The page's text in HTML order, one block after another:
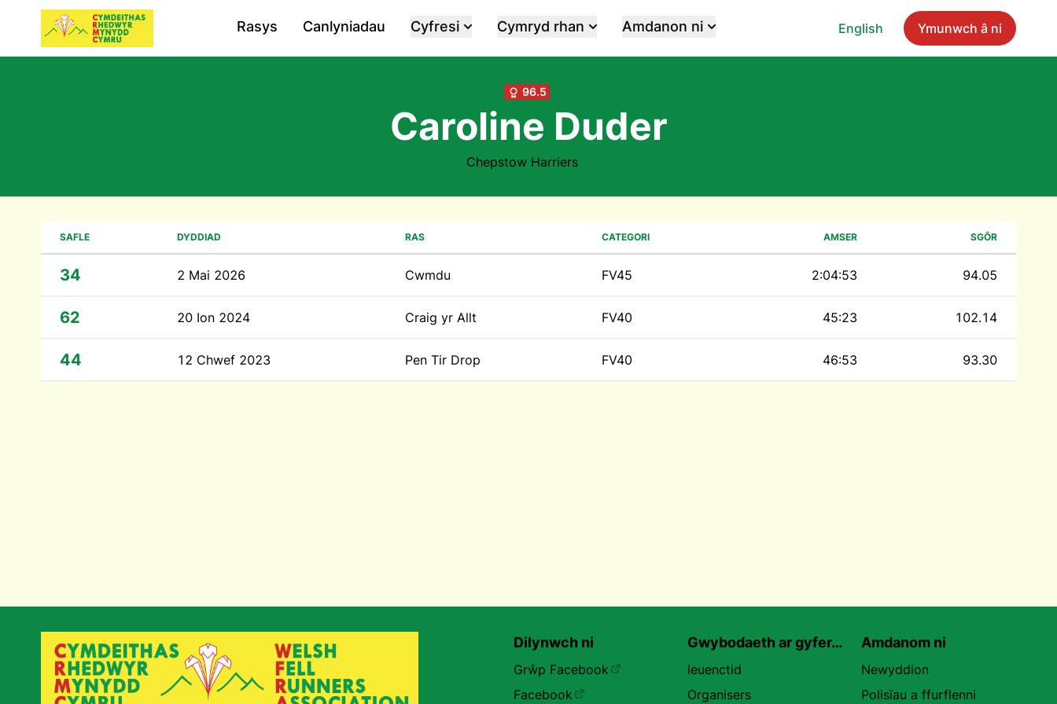
English Ymunwch â ni
Rasys Canlyniadau Cyfresi Cymryd rhan Amdanon ni
96.5
Caroline Duder
Chepstow Harriers
SAFLE DYDDIAD RAS CATEGORI AMSER SGÔR
34 2 Mai 2026 Cwmdu FV45 2:04:53 94.05
62 20 Ion 2024 Craig yr Allt FV40 45:23 102.14
44 12 Chwef 2023 Pen Tir Drop FV40 46:53 93.30
Dilynwch ni
Grŵp Facebook
Facebook
Gwybodaeth ar gyfer…
Ieuenctid
Organisers
Amdanom ni
Newyddion
Polisïau a ffurflenni